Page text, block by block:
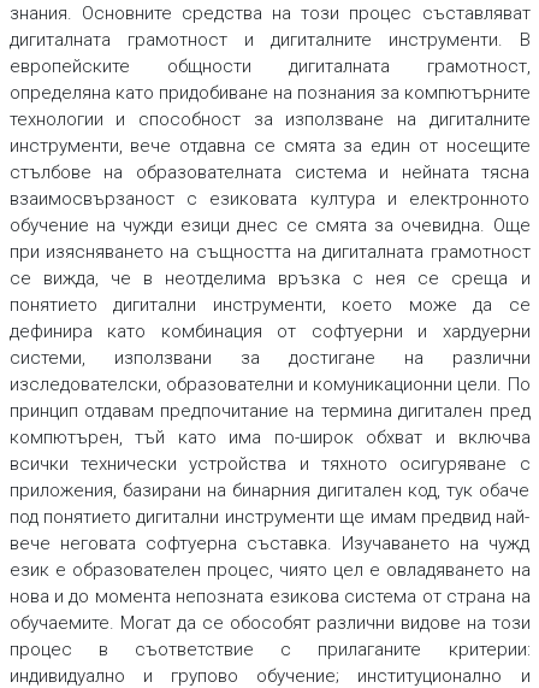
знания. Oсновните средства на този процес съставляват
дигиталната грамотности дигиталните инструменти. В
европейските общности дигиталната грамотност,
определяна като придобиване на познания за компютърните
технологии и способност за използване на дигиталните
инструменти, вече отдавна се смята за един от носещите
стълбове на образователната система и нейната тясна
взаимосвързаност с езиковата култура и електронното
обучение на чужди езици днес се смята за очевидна. Още
при изясняването на същността на дигиталната грамотност
се вижда, че в неотделима връзка с нея се среща и
понятието дигитални инструменти, което може да се
дефинира като комбинация от софтуерни и хардуерни
системи, използвани за достигане на различни
изследователски, образователни и комуникационни цели. По
принцип отдавам предпочитание на терминадигитален пред
компютърен,тъй като има по-широк обхват и включва
всички технически устройства и тяхното осигуряване с
приложения, базирани на бинарния дигитален код, тук обаче
под понятието дигитални инструменти ще имам предвид най-
вече неговата софтуерна съставка. Изучаването на чужд
език е образователен процес, чиято цел е овладяването на
нова и до момента непозната езикова система от страна на
обучаемите. Могат да се обособят различни видове на този
процес в съответствие с прилаганите критерии:
индивидуално и групово обучение; институционално и